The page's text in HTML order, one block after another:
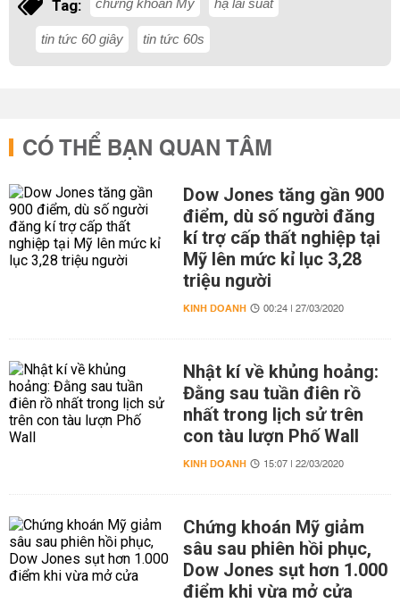
Tag: chứng khoán Mỹ hạ lãi suất
tin tức 60 giây tin tức 60s
CÓ THỂ BẠN QUAN TÂM
Dow Jones tăng gần 900
điểm, dù số người đăng
kí trợ cấp thất nghiệp tại
Mỹ lên mức kỉ lục 3,28
triệu người
KINH DOANH 00:24 | 27/03/2020
Nhật kí về khủng hoảng:
Đằng sau tuần điên rồ
nhất trong lịch sử trên
con tàu lượn Phố Wall
KINH DOANH 15:07 | 22/03/2020
Chứng khoán Mỹ giảm
sâu sau phiên hồi phục,
Dow Jones sụt hơn 1.000
điểm khi vừa mở cửa